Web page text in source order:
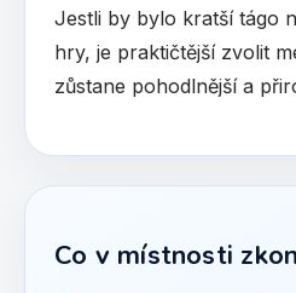
Jestli by bylo kratší tágo
hry, je praktičtější zvolit
zůstane pohodlnější a
Co v místnosti